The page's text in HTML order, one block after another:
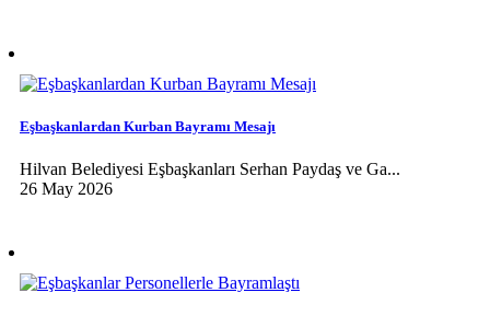
Eşbaşkanlardan Kurban Bayramı Mesajı
Hilvan Belediyesi Eşbaşkanları Serhan Paydaş ve Ga...
26 May 2026